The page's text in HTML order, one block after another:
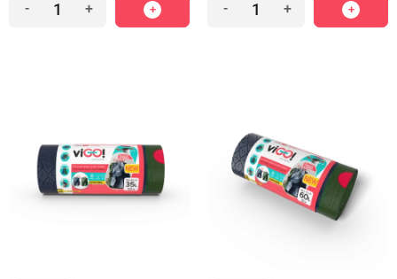
- + - +